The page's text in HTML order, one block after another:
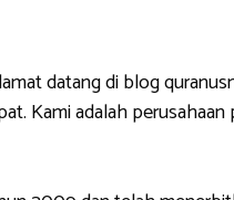
datang di blog
Kami adalah